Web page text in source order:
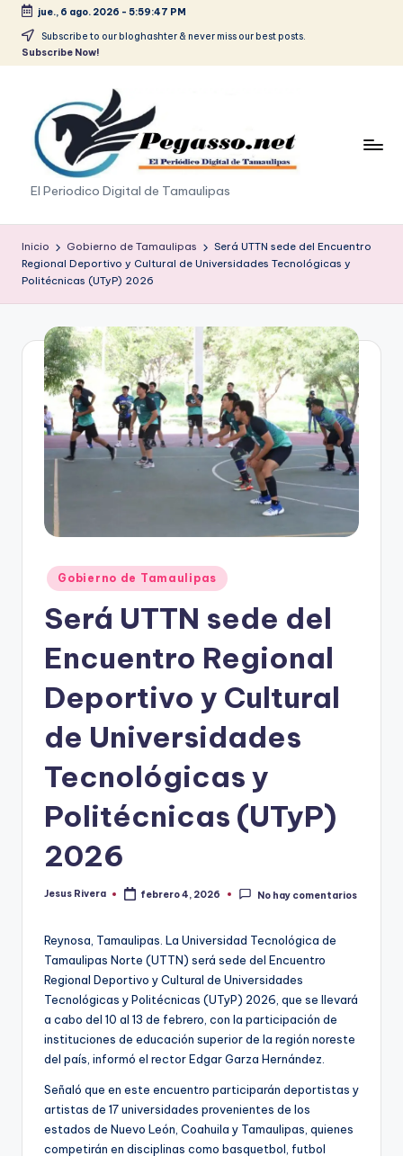
Saltar
jue., 6 ago. 2026 - 5:59:47 PM
Subscribe to our bloghashter & never miss our best posts.
Subscribe Now!
p
e
g
a
s
o
p
El Periodico Digital de Tamaulipas
Inicio Gobierno de Tamaulipas
Será UTTN sede del Encuentro
Regional Deportivo y Cultural de Universidades Tecnológicas y
Politécnicas (UTyP) 2026
Publicado
en
Gobierno de Tamaulipas
Será UTTN sede del
Encuentro Regional
Deportivo y Cultural
de Universidades
Tecnológicas y
Politécnicas (UTyP)
2026
Publicado
Jesus Rivera febrero 4, 2026 No hay comentarios
Reynosa, Tamaulipas. La Universidad Tecnológica de
Tamaulipas Norte (UTTN) será sede del Encuentro
Regional Deportivo y Cultural de Universidades
Tecnológicas y Politécnicas (UTyP) 2026, que se llevará
a cabo del 10 al 13 de febrero, con la participación de
instituciones de educación superior de la región noreste
del país, informó el rector Edgar Garza Hernández.
Señaló que en este encuentro participarán deportistas y
artistas de 17 universidades provenientes de los
estados de Nuevo León, Coahuila y Tamaulipas, quienes
competirán en disciplinas como basquetbol, futbol